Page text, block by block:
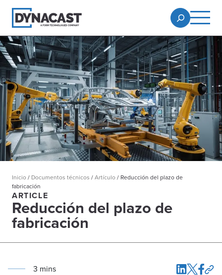
Inicio/ Documentos técnicos /Artículo/ Reducción del plazo de
fabricación
ARTICLE
Reducción del plazo de
fabricación
3 mins